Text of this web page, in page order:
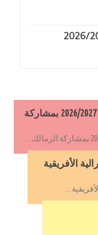
لدوري أبطال أفريقيا 2026/2027
قرعة الدور التمهيدي لدوري أبطال أفريقيا 2026/2027 بمشاركة
الأفريقية